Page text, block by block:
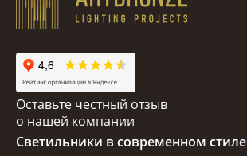
Оставьте честный отзыв
о нашей компании
Светильники в современном стиле